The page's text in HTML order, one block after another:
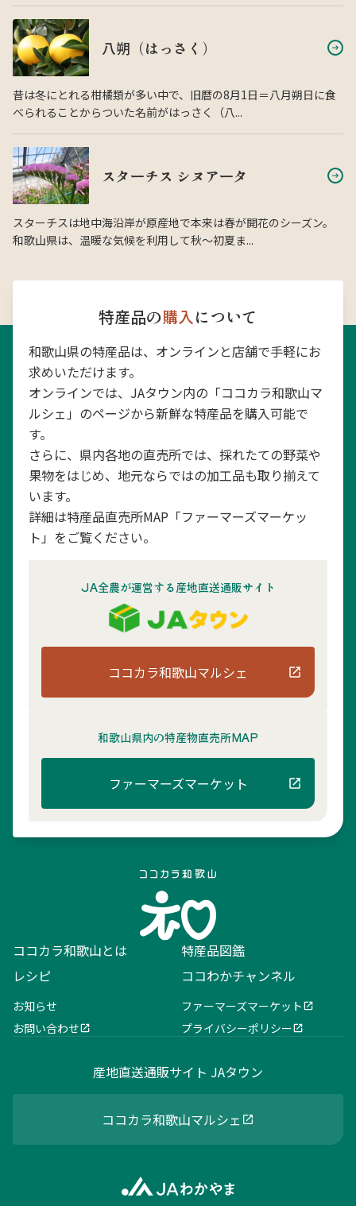
八朔（はっさく）
昔は冬にとれる柑橘類が多い中で、旧暦の8月1日＝八月朔日に食
べられることからついた名前がはっさく（八...
スターチス シヌアータ
スターチスは地中海沿岸が原産地で本来は春が開花のシーズン。
和歌山県は、温暖な気候を利用して秋〜初夏ま...
特産品の購入について
和歌山県の特産品は、オンラインと店舗で手軽にお
求めいただけます。
オンラインでは、JAタウン内の「ココカラ和歌山マ
ルシェ」のページから新鮮な特産品を購入可能で
す。
さらに、県内各地の直売所では、採れたての野菜や
果物をはじめ、地元ならではの加工品も取り揃えて
います。
詳細は特産品直売所MAP「ファーマーズマーケッ
ト」をご覧ください。
JA全農が運営する産地直送通販サイト
ココカラ和歌山マルシェ
和歌山県内の特産物直売所MAP
ファーマーズマーケット
ココカラ和歌山とは
特産品図鑑
レシピ
ココわかチャンネル
お知らせ
ファーマーズマーケット
お問い合わせ
プライバシーポリシー
産地直送通販サイト JAタウン
ココカラ和歌山マルシェ